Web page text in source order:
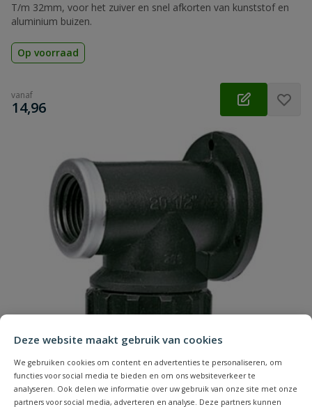
Deze website maakt gebruik van cookies
We gebruiken cookies om content en advertenties te personaliseren, om
functies voor social media te bieden en om ons websiteverkeer te
analyseren. Ook delen we informatie over uw gebruik van onze site met onze
partners voor social media, adverteren en analyse. Deze partners kunnen
T/m 32mm, voor het zuiver en snel afkorten van kunststof en
aluminium buizen.
Op voorraad
vanaf
€
14,96